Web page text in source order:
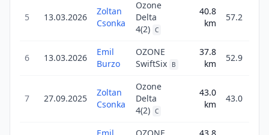
5 13.03.2026
Zoltan
Csonka
Ozone
Delta
4(2) C
40.8
km
57.2
6 13.03.2026
Emil
Burzo
OZONE
SwiftSix
B
37.8
km
52.9
7 27.09.2025
Zoltan
Csonka
Ozone
Delta
4(2) C
43.0
km
43.0